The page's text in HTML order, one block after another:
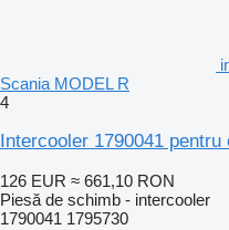
Scania MODEL R
4
Intercooler 1790041
126 EUR ≈ 661,10 RON
Piesă de schimb - intercooler
1790041 1795730